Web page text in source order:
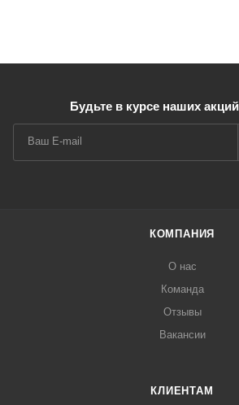
Будьте в курсе наших
КОМПАНИЯ
О нас
Команда
Отзывы
Вакансии
КЛИЕНТАМ